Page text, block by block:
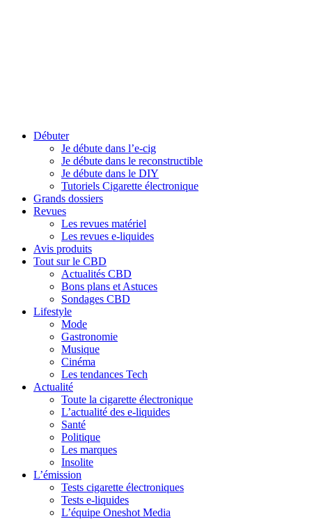
Débuter
Je débute dans l’e-cig
Je débute dans le reconstructible
Je débute dans le DIY
Tutoriels Cigarette électronique
Grands dossiers
Revues
Les revues matériel
Les revues e-liquides
Avis produits
Tout sur le CBD
Actualités CBD
Bons plans et Astuces
Sondages CBD
Lifestyle
Mode
Gastronomie
Musique
Cinéma
Les tendances Tech
Actualité
Toute la cigarette électronique
L’actualité des e-liquides
Santé
Politique
Les marques
Insolite
L’émission
Tests cigarette électroniques
Tests e-liquides
L’équipe Oneshot Media